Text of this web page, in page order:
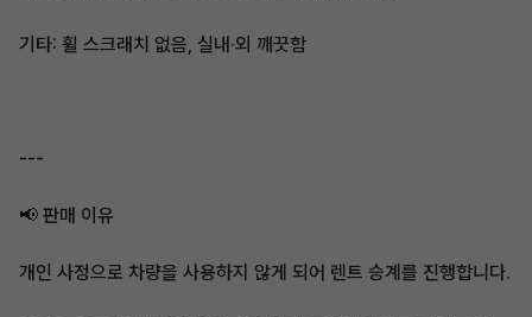
기타: 휠 스크래치 없음, 실내·외 깨끗함
---
📢 판매 이유
개인 사정으로 차량을 사용하지 않게 되어 렌트 승계를 진행합니다.